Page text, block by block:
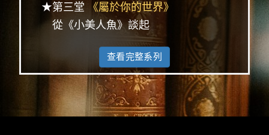
★第三堂
《屬於你的世界》
從《小美人魚》談起
查看完整系列